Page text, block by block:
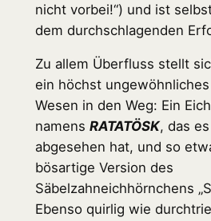
nicht vorbei!“) und ist
dem durchschlagenden
Zu allem Überfluss stellt
ein höchst
Wesen in den Weg: Ein
namens RATATÖSK, das
abgesehen hat, und so
bösartige Version des
Säbelzahneichhörnchens
Ebenso quirlig wie